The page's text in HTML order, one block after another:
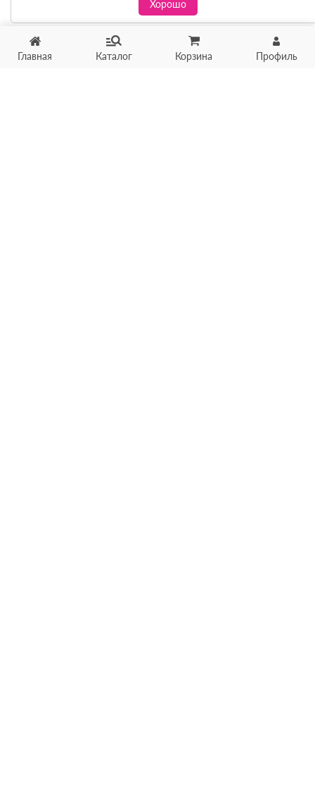
Главная Каталог Корзина Профиль
Хорошо